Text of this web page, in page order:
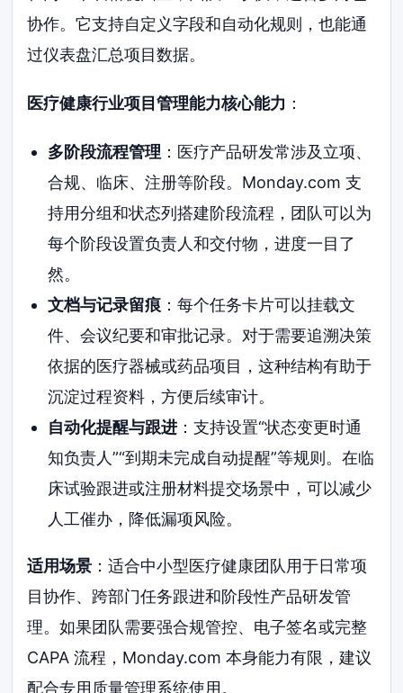
协作。它支持自定义字段和自动化规则，也能通
过仪表盘汇总项目数据。
医疗健康行业项目管理能力核心能力 ：
多阶段流程管理 ：医疗产品研发常涉及立项、
合规、临床、注册等阶段。Monday.com 支
持用分组和状态列搭建阶段流程，团队可以为
每个阶段设置负责人和交付物，进度一目了
然。
文档与记录留痕：每个任务卡片可以挂载文
件、会议纪要和审批记录。对于需要追溯决策
依据的医疗器械或药品项目，这种结构有助于
沉淀过程资料，方便后续审计。
自动化提醒与跟进：支持设置“状态变更时通
知负责人”“到期未完成自动提醒”等规则。在临
床试验跟进或注册材料提交场景中，可以减少
人工催办，降低漏项风险。
适用场景 ：适合中小型医疗健康团队用于日常项
目协作、跨部门任务跟进和阶段性产品研发管
理。如果团队需要强合规管控、电子签名或完整
CAPA 流程，Monday.com 本身能力有限，建议
配合专用质量管理系统使用。